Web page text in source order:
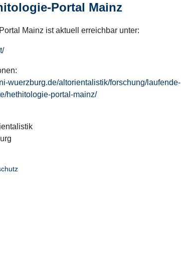
Portal Mainz
Mainz ist aktuell erreichbar unter:
wuerzburg.de/altorientalistik/forschung/laufende-
hethitologie-portal-mainz/